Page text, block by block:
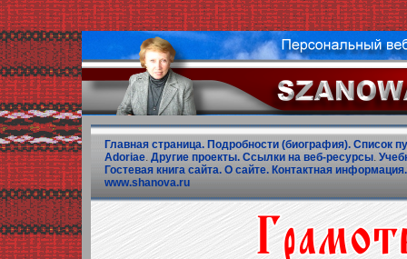
Главная страница. Подробности (биография). Список
Adoriae. Другие проекты. Ссылки на веб-ресурсы.
Гостевая книга сайта. О сайте. Контактная информация.
www.shanova.ru